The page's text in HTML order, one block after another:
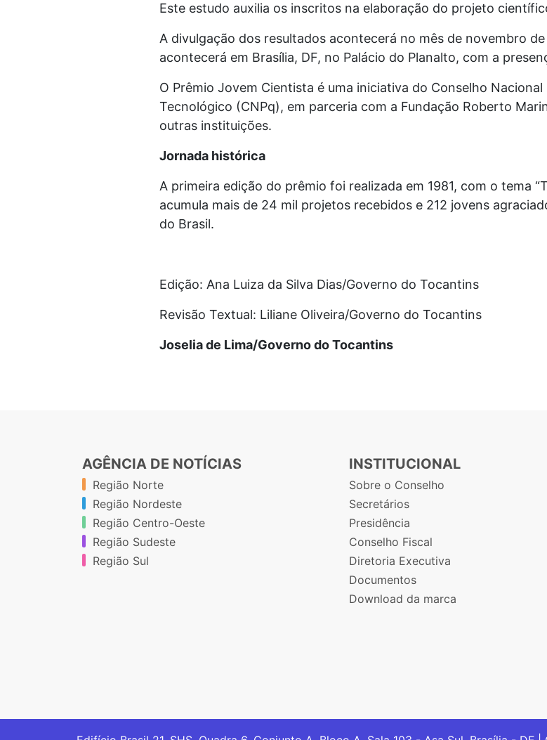
Este estudo auxilia os inscritos na elaboração do projeto
A divulgação dos resultados acontecerá no mês de novembro
acontecerá em Brasília, DF, no Palácio do Planalto, com a
O Prêmio Jovem Cientista é uma iniciativa do Conselho
Tecnológico (CNPq), em parceria com a Fundação Roberto
outras instituições.
Jornada histórica
A primeira edição do prêmio foi realizada em 1981, com o tema
acumula mais de 24 mil projetos recebidos e 212 jovens
do Brasil.
Edição: Ana Luiza da Silva Dias/Governo do Tocantins
Revisão Textual: Liliane Oliveira/Governo do Tocantins
Joselia de Lima/Governo do Tocantins
AGÊNCIA DE NOTÍCIAS
Região Norte
Região Nordeste
Região Centro-Oeste
Região Sudeste
Região Sul
INSTITUCIONAL
Sobre o Conselho
Secretários
Presidência
Conselho Fiscal
Diretoria Executiva
Documentos
Download da marca